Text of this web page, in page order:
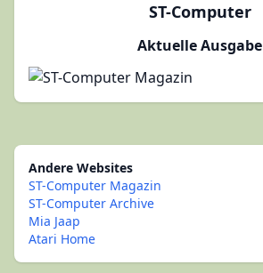
ST-Computer
Aktuelle Ausgabe
Andere Websites
ST-Computer Magazin
ST-Computer Archive
Mia Jaap
Atari Home